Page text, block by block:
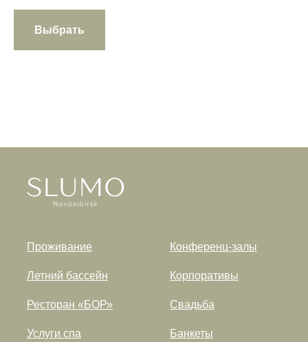
Выбрать
Проживание
Ресторан «БОР»
Услуги спа
Летний бассейн
Конференц-залы
Корпоративы
Свадьба
Банкеты